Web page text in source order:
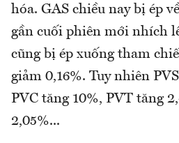
hóa. GAS chiều nay bị ép
gần cuối phiên mới nhích
cũng bị ép xuống tham
giảm 0,16%. Tuy nhiên
PVC tăng 10%, PVT tăng
2,05%...